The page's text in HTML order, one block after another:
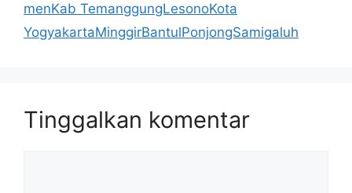
menKab TemanggungLesonoKota
YogyakartaMinggirBantulPonjongSamigaluh
Tinggalkan komentar